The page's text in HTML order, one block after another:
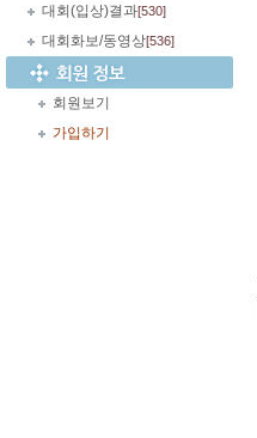
대회(입상)결과[530]
대회화보/동영상[536]
회원보기
가입하기